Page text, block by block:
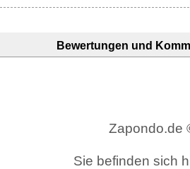
Bewertungen und
Zapondo.de
Sie befinden sich